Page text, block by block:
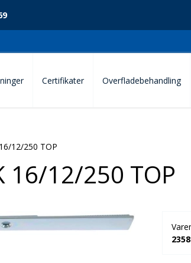
Certifikater Overfladebehandling
12/250 TOP
16/12/250 TOP